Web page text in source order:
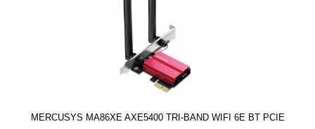
MERCUSYS MA86XE AXE5400 TRI-BAND WIFI 6E BT PCIE